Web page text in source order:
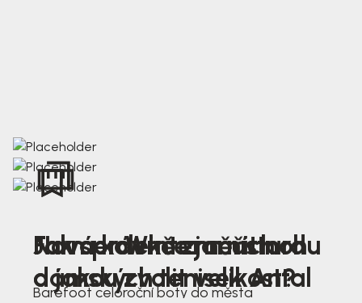
Nová kolekce jarních
dámských tenisek Antal
Jak správně změřit nohu
a jakou zvolit velikost?
Farmer Winter mustard
Barefoot celoroční boty do města